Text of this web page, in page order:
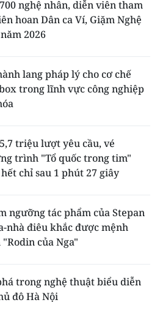
nghệ nhân, diễn viên tham
hoan Dân ca Ví, Giặm Nghệ
2026
lang pháp lý cho cơ chế
trong lĩnh vực công nghiệp
triệu lượt yêu cầu, vé
trình "Tổ quốc trong tim"
chỉ sau 1 phút 27 giây
ngưỡng tác phẩm của Stepan
nhà điêu khắc được mệnh
của Nga"
trong nghệ thuật biểu diễn
đô Hà Nội